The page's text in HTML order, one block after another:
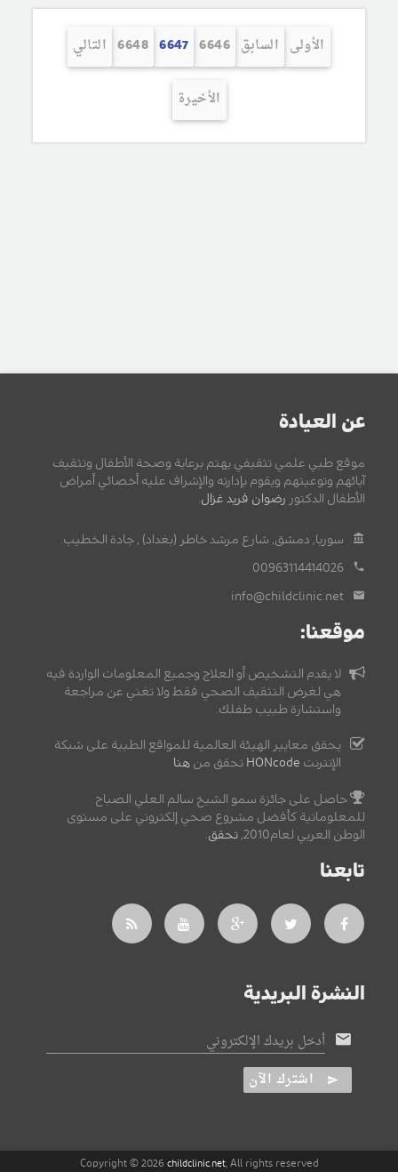
الأولى السابق 6646
6647
6648 التالي
الأخيرة
عن العيادة
موقع طبي علمي تثقيفي يهتم برعاية وصحة الأطفال وتثقيف
آبائهم وتوعيتهم ويقوم بإدارته والإشراف عليه أخصائي أمراض
الأطفال الدكتور رضوان فريد غزال
سوريا, دمشق, شارع مرشد خاطر (بغداد) , جادة الخطيب.
00963114414026
info@childclinic.net
موقعنا:
لا يقدم التشخيص أو العلاج وجميع المعلومات الواردة فيه
هي لغرض التثقيف الصحي فقط ولا تغني عن مراجعة
واستشارة طبيب طفلك.
يحقق معايير الهيئة العالمية للمواقع الطبية على شبكة
الإنترنت HONcode تحقق من هنا
حاصل على جائزة سمو الشيخ سالم العلي الصباح
للمعلوماتية كأفضل مشروع صحي إلكتروني على مستوى
الوطن العربي لعام2010,
تحقق
تابعنا
النشرة البريدية
أدخل بريدك الإلكتروني
اشترك الآن
Copyright © 2026 childclinic.net, All rights reserved